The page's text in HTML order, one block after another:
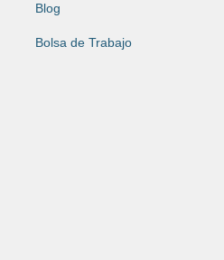
Blog
Bolsa de Trabajo